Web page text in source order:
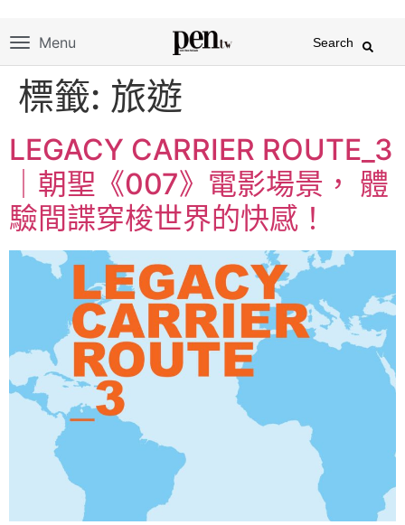
Menu Search
標籤: 旅遊
LEGACY CARRIER ROUTE_3
｜朝聖《007》電影場景， 體
驗間諜穿梭世界的快感！